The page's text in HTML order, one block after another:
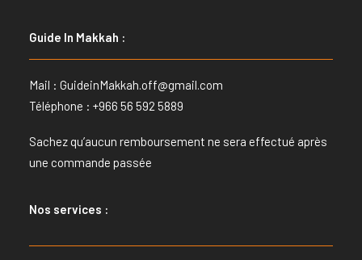
Guide In Makkah :
Mail : GuideinMakkah.off@gmail.com
Téléphone : +966 56 592 5889
Sachez qu’aucun remboursement ne sera effectué après
une commande passée
Nos services :